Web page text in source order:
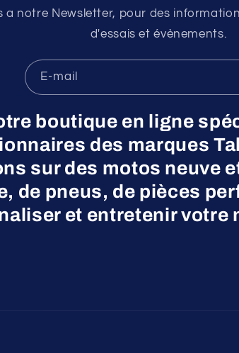
a notre Newsletter, pour des
d'essais et évènements.
E-mail
boutique en ligne
des marques
sur des motos neuve
de pneus, de pièces
et entretenir votre